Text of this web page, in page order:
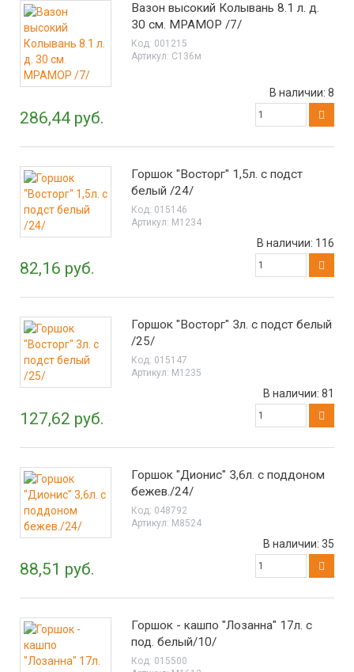
Вазон высокий Колывань 8.1 л. д.
30 см. МРАМОР /7/
Код: 001215
Артикул: С136м
286,44 руб.
В наличии: 8
Горшок "Восторг" 1,5л. с подст
белый /24/
Код: 015146
Артикул: М1234
82,16 руб.
В наличии: 116
Горшок "Восторг" 3л. с подст белый
/25/
Код: 015147
Артикул: М1235
127,62 руб.
В наличии: 81
Горшок "Дионис" 3,6л. с поддоном
бежев./24/
Код: 048792
Артикул: М8524
88,51 руб.
В наличии: 35
Горшок - кашпо "Лозанна" 17л. с
под. белый/10/
Код: 015500